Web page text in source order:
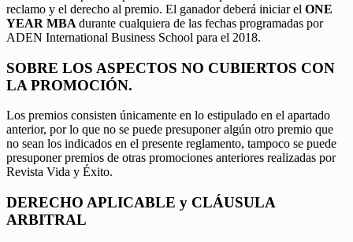
reclamo y el derecho al premio. El ganador deberá iniciar el ONE
YEAR MBA durante cualquiera de las fechas programadas por
ADEN International Business School para el 2018.
SOBRE LOS ASPECTOS NO CUBIERTOS CON
LA PROMOCIÓN.
Los premios consisten únicamente en lo estipulado en el apartado
anterior, por lo que no se puede presuponer algún otro premio que
no sean los indicados en el presente reglamento, tampoco se puede
presuponer premios de otras promociones anteriores realizadas por
Revista Vida y Éxito.
DERECHO APLICABLE y CLÁUSULA
ARBITRAL